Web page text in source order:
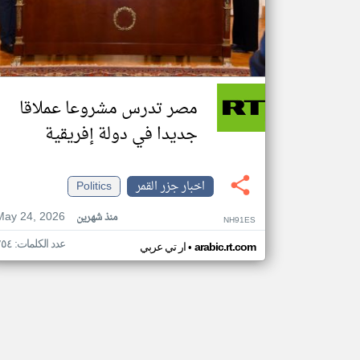
مصر تدرس مشروعا عملاقا
جديدا في دولة إفريقية
اخبار جزر القمر
Politics
24, 2026
منذ شهرين NH91ES
ار تي عربي• arabic.rt.com عدد الكلمات: ٢٥٤